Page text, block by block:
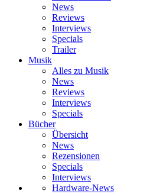
News
Reviews
Interviews
Specials
Trailer
Musik
Alles zu Musik
News
Reviews
Interviews
Specials
Bücher
Übersicht
News
Rezensionen
Specials
Interviews
Hardware-News